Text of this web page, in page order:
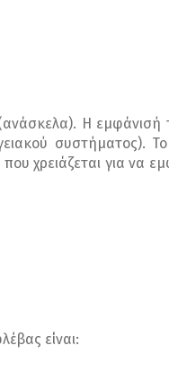
Η εμφάνισή
συστήματος).
χρειάζεται για να
είναι: